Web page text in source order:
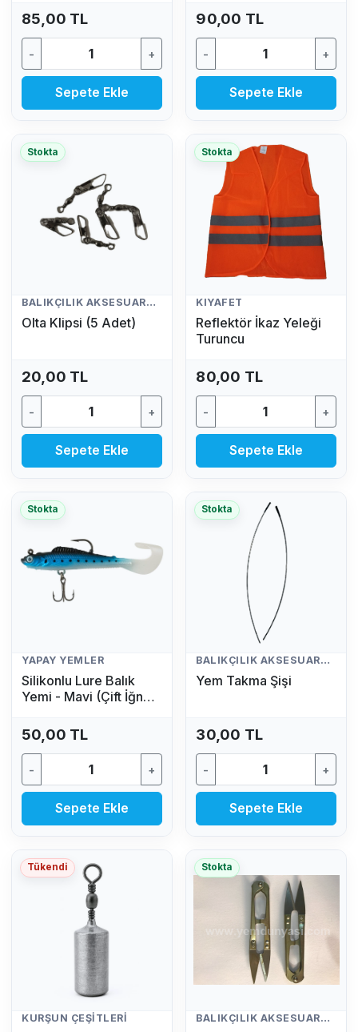
85,00 TL
- +
Sepete Ekle
90,00 TL
- +
Sepete Ekle
Stokta
BALIKÇILIK AKSESUARLARI
Olta Klipsi (5 Adet)
20,00 TL
- +
Sepete Ekle
Stokta
KIYAFET
Reflektör İkaz Yeleği
Turuncu
80,00 TL
- +
Sepete Ekle
Stokta
YAPAY YEMLER
Silikonlu Lure Balık
Yemi - Mavi (Çift İğneli,
50,00 TL
- +
Sepete Ekle
Stokta
BALIKÇILIK AKSESUARLARI
Yem Takma Şişi
30,00 TL
- +
Sepete Ekle
Tükendi
KURŞUN ÇEŞITLERI
Stokta
BALIKÇILIK AKSESUARLARI